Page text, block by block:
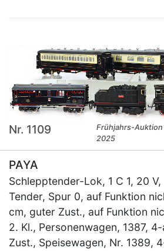
Nr. 1109
Frühjahrs-Auktion
2025
PAYA
Schlepptender-Lok, 1 C 1, 20
Tender, Spur 0, auf Funktion
cm, guter Zust., auf Funktion
2. Kl., Personenwagen, 1387,
Zust., Speisewagen, Nr. 1389,